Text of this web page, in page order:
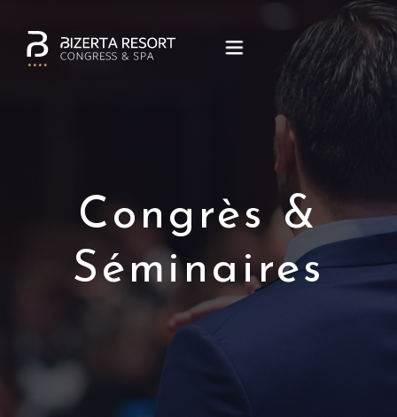
RESTAURANTS & BARS
SÉMINAIRES & ÉVÈNEMENTS
CARAÏBES SPA
Congrès &
Séminaires